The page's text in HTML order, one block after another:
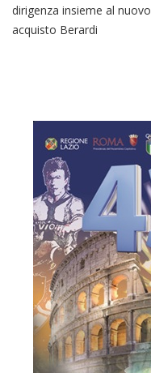
dirigenza insieme al nuovo
acquisto Berardi